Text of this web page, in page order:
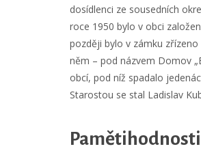
dosídlenci ze sousedních
roce 1950 bylo v obci
později bylo v zámku
něm – pod názvem Domov
obcí, pod níž spadalo
Starostou se stal Ladislav
Pamětihodnosti